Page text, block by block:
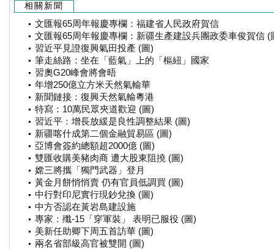
相關新聞
文匯報65周年報慶專欄：福建省人民政府賀信
文匯報65周年報慶專欄：新疆生產建設兵團政委車俊賀信 (
習近平見證復興氣田投產 (圖)
筆走絲路：坐在「藍氣」上的「樞紐」國家
習奧G20峰會將會晤
年增250億立方米天然氣輸華
新聞鏈接：復興天然氣輸粵港
特寫：10萬民眾夾道歡迎 (圖)
習近平：增長放緩是良性調整結果 (圖)
新疆喀什成第二個金融貿易區 (圖)
亞博會簽約總額超2000億 (圖)
雙匯收購美豬肉商 遭大股東阻撓 (圖)
嫦三將攜「獨門武器」登月
黃金月餅悄悄賣 仍有官員低調買 (圖)
中行對印尼實行現鈔兌換 (圖)
中方否認在黃岩島建設施
專家：殲-15「穿軍裝」 表明已服役 (圖)
美新任助卿下周五首訪華 (圖)
兩名省部級高官被雙開 (圖)